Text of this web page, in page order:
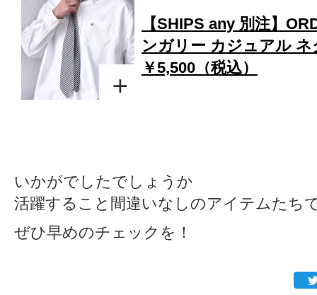
【SHIPS any 別注】
ンガリー カジュアル
￥5,500（税込）
いかがでしたでしょうか
活躍すること間違いなしのアイテムたち
ぜひ早めのチェックを！